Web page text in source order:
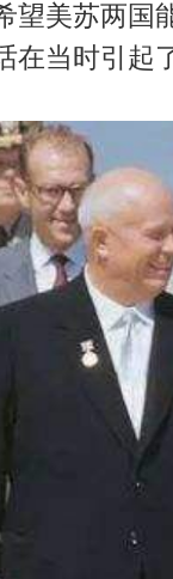
望美苏两国
在当时引起